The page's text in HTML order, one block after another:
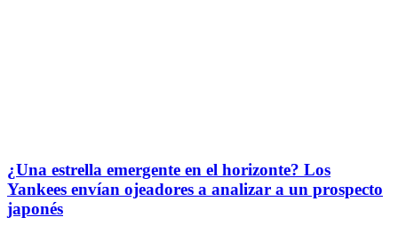
¿Una estrella emergente en el horizonte? Los
Yankees envían ojeadores a analizar a un prospecto
japonés